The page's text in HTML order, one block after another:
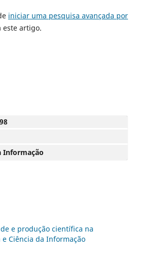
iniciar uma pesquisa avançada por
artigo.
Informação
e produção científica na
Ciência da Informação